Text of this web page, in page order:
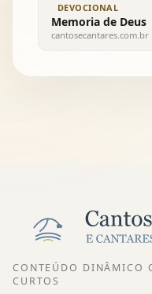
DEVOCIONAL
Memoria de Deus
cantosecantares.com.br
CONTEÚDO DINÂMICO
CURTOS